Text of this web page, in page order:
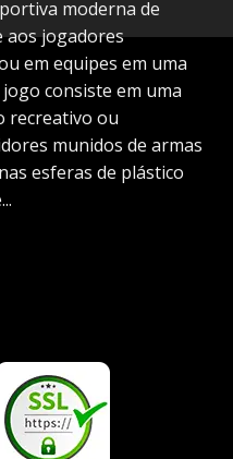
moderna de
aos jogadores
em equipes em uma
consiste em uma
recreativo ou
munidos de armas
esferas de plástico